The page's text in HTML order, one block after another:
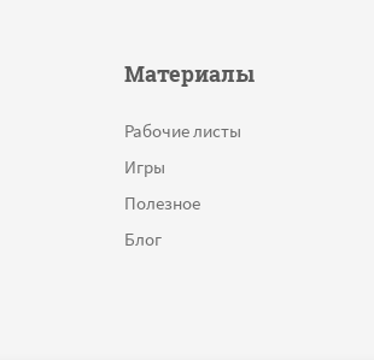
Материалы
Рабочие листы
Игры
Полезное
Блог